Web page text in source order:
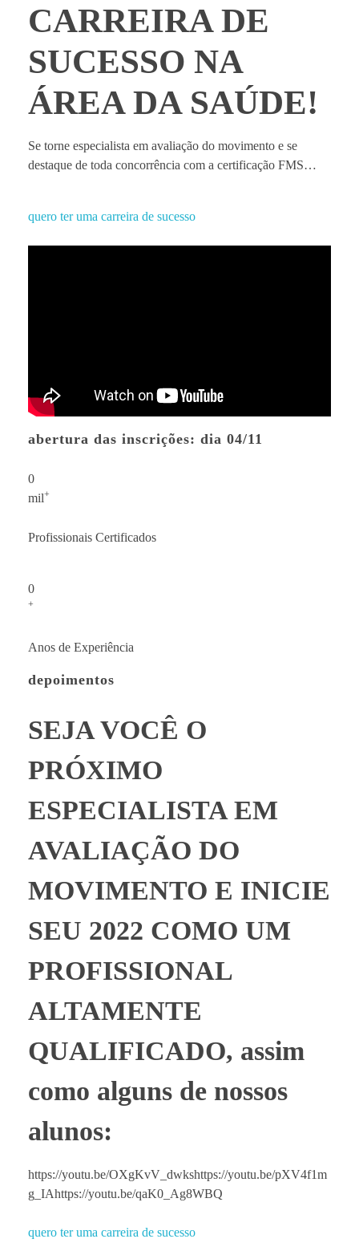
CARREIRA DE
SUCESSO NA
ÁREA DA SAÚDE!
Se torne especialista em avaliação do movimento e se
destaque de toda concorrência com a certificação FMS…
quero ter uma carreira de sucesso
abertura das inscrições: dia 04/11
0
mil+
Profissionais Certificados
0
+
Anos de Experiência
depoimentos
SEJA VOCÊ O
PRÓXIMO
ESPECIALISTA EM
AVALIAÇÃO DO
MOVIMENTO E INICIE
SEU 2022 COMO UM
PROFISSIONAL
ALTAMENTE
QUALIFICADO, assim
como alguns de nossos
alunos:
https://youtu.be/OXgKvV_dwkshttps://youtu.be/pXV4f1m
g_IAhttps://youtu.be/qaK0_Ag8WBQ
quero ter uma carreira de sucesso